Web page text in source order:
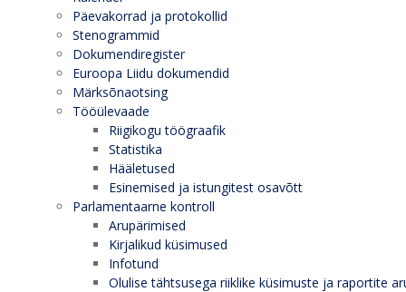
Päevakorrad ja protokollid
Stenogrammid
Dokumendiregister
Euroopa Liidu dokumendid
Märksõnaotsing
Tööülevaade
Riigikogu töögraafik
Statistika
Hääletused
Esinemised ja istungitest osavõtt
Parlamentaarne kontroll
Arupärimised
Kirjalikud küsimused
Infotund
Olulise tähtsusega riiklike küsimuste ja raportite